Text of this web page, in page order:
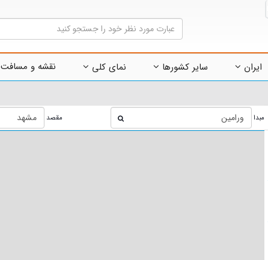
ایران سایر کشورها نمای کلی نقشه و مسافت
مبدا مقصد